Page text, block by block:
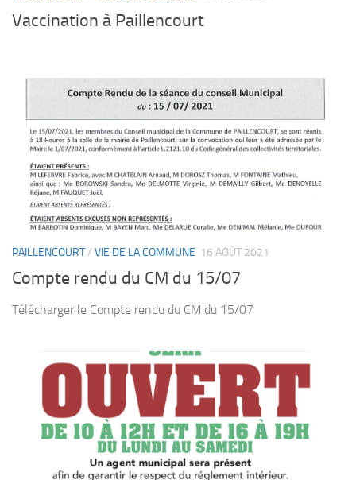
Vaccination à Paillencourt
PAILLENCOURT/ VIE DE LA COMMUNE 16 AOÛT 2021
Compte rendu du CM du 15/07
Télécharger le Compte rendu du CM du 15/07